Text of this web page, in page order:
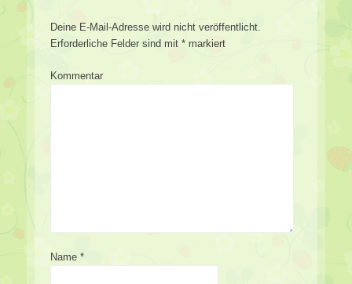
Deine E-Mail-Adresse wird nicht veröffentlicht.
Erforderliche Felder sind mit * markiert
Kommentar
Name *